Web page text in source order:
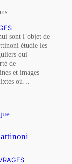
sont l’objet de
étudie les
qui
de
et images
où…